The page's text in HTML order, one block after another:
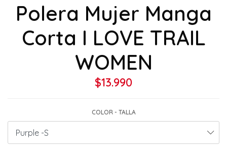
Polera Mujer Manga
Corta I LOVE TRAIL
WOMEN
$13.990
COLOR - TALLA